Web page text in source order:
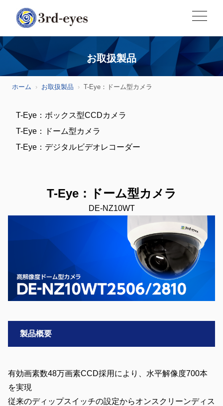
お取扱製品
ホーム お取扱製品 T-Eye：ドーム型カメラ
T-Eye：ボックス型CCDカメラ
T-Eye：ドーム型カメラ
T-Eye：デジタルビデオレコーダー
T-Eye：ドーム型カメラ
DE-NZ10WT
製品概要
有効画素数48万画素CCD採用により、水平解像度700本
を実現
従来のディップスイッチの設定からオンスクリーンディス